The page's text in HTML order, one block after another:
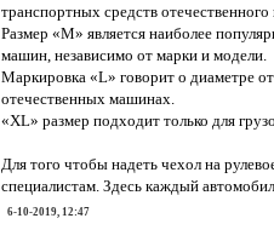
транспортных средств
Размер «M» является наиболее
машин, независимо от марки и модели.
Маркировка «L» говорит о диаметре
отечественных машинах.
«XL» размер подходит только для
Для того чтобы надеть чехол на
специалистам. Здесь каждый
6-10-2019, 12:47